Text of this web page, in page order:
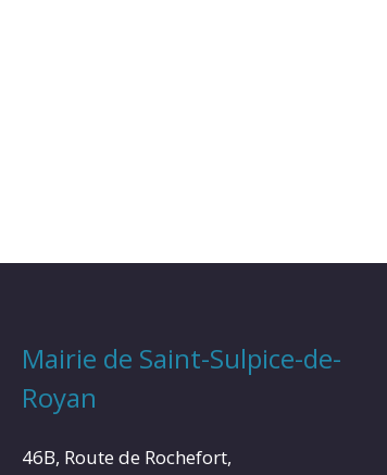
Mairie de Saint-Sulpice-de-
Royan
46B, Route de Rochefort,